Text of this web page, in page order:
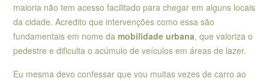
maioria não tem acesso facilitado para chegar em alguns locais
da cidade. Acredito que intervenções como essa são
fundamentais em nome da mobilidade urbana, que valoriza o
pedestre e dificulta o acúmulo de veículos em áreas de lazer.
Eu mesma devo confessar que vou muitas vezes de carro ao